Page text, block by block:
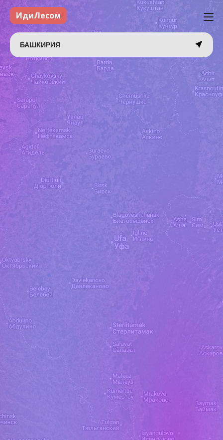
ИдиЛесом
БАШКИРИЯ